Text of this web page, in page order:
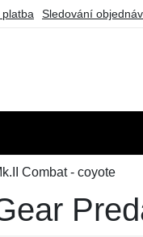
Sledování
Combat - coyote